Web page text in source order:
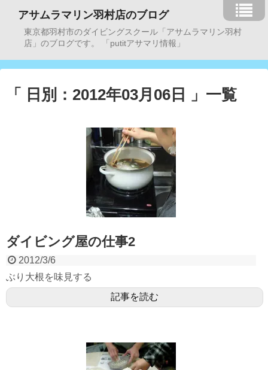
アサムラマリン羽村店のブログ
東京都羽村市のダイビングスクール「アサムラマリン羽村
店」のブログです。 「putitアサマリ情報」
「 日別：2012年03月06日 」一覧
ダイビング屋の仕事2
2012/3/6
ぶり大根を味見する
記事を読む